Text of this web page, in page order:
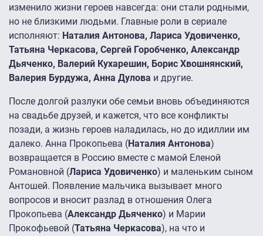
изменило жизни героев навсегда: они стали родными,
но не близкими людьми. Главные роли в сериале
исполняют: Наталия Антонова, Лариса Удовиченко,
Татьяна Черкасова, Сергей Горобченко, Александр
Дьяченко, Валерий Кухарешин, Борис Хвошнянский,
Валерия Бурдужа, Анна Дулова и другие.
После долгой разлуки обе семьи вновь объединяются
на свадьбе друзей, и кажется, что все конфликты
позади, а жизнь героев наладилась, но до идиллии им
далеко. Анна Прокопьева (Наталия Антонова)
возвращается в Россию вместе с мамой Еленой
Романовной (Лариса Удовиченко) и маленьким сыном
Антошей. Появление мальчика вызывает много
вопросов и вносит разлад в отношения Олега
Прокопьева (Александр Дьяченко) и Марии
Прокофьевой (Татьяна Черкасова), на что и